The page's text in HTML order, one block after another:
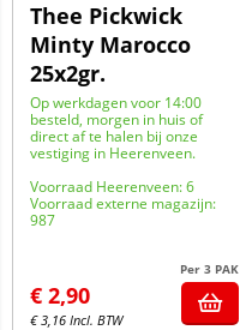
Thee Pickwick
Minty Marocco
25x2gr.
Op werkdagen voor 14:00
besteld, morgen in huis of
direct af te halen bij onze
vestiging in Heerenveen.
Voorraad Heerenveen: 6
Voorraad externe magazijn:
987
Per 3 PAK
€ 2,90
€3,16 Incl. BTW